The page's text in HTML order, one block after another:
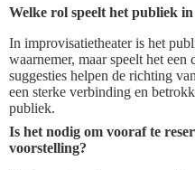
Welke rol speelt het publiek
In improvisatietheater is het
waarnemer, maar speelt het
suggesties helpen de richting
een sterke verbinding en
publiek.
Is het nodig om vooraf te
voorstelling?